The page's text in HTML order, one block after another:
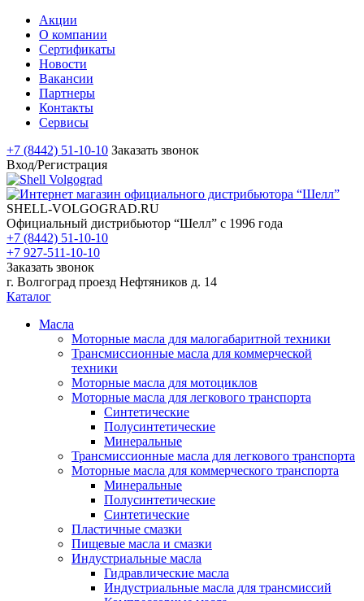
Акции
О компании
Сертификаты
Новости
Вакансии
Партнеры
Контакты
Сервисы
+7 (8442) 51-10-10 Заказать звонок
Вход/Регистрация
SHELL-VOLGOGRAD.RU
Официальный дистрибьютор “Шелл” с 1996 года
+7 (8442) 51-10-10
+7 927-511-10-10
Заказать звонок
г. Волгоград проезд Нефтяников д. 14
Каталог
Масла
Моторные масла для малогабаритной техники
Трансмиссионные масла для коммерческой
техники
Моторные масла для мотоциклов
Моторные масла для легкового транспорта
Синтетические
Полусинтетические
Минеральные
Трансмиссионные масла для легкового транспорта
Моторные масла для коммерческого транспорта
Минеральные
Полусинтетические
Синтетические
Пластичные смазки
Пищевые масла и смазки
Индустриальные масла
Гидравлические масла
Индустриальные масла для трансмиссий